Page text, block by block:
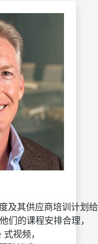
及其供应商培训计划给
们的课程安排合理，
视频，